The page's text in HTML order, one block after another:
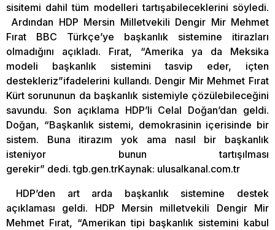
sisitemi dahil tüm modelleri tartışabileceklerini söyledi.
Ardından HDP Mersin Milletvekili Dengir Mir Mehmet
Fırat BBC Türkçe’ye başkanlık sistemine itirazları
olmadığını açıkladı. Fırat, “Amerika ya da Meksika
modeli başkanlık sistemini tasvip eder, içten
destekleriz”ifadelerini kullandı. Dengir Mir Mehmet Fırat
Kürt sorununun da başkanlık sistemiyle çözülebileceğini
savundu. Son açıklama HDP’li Celal Doğan’dan geldi.
Doğan, “Başkanlık sistemi, demokrasinin içerisinde bir
sistem. Buna itirazım yok ama nasıl bir başkanlık
isteniyor bunun tartışılması
gerekir” dedi. tgb.gen.trKaynak: ulusalkanal.com.tr
HDP’den art arda başkanlık sistemine destek
açıklaması geldi. HDP Mersin milletvekili Dengir Mir
Mehmet Fırat, “Amerikan tipi başkanlık sistemini kabul